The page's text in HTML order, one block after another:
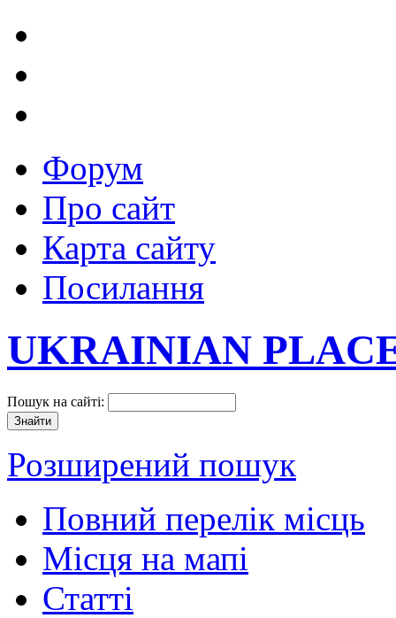
Форум
Про сайт
Карта сайту
Посилання
UKRAINIAN
Пошук на сайті:
Розширений пошук
Повний перелік місць
Місця на мапі
Статті